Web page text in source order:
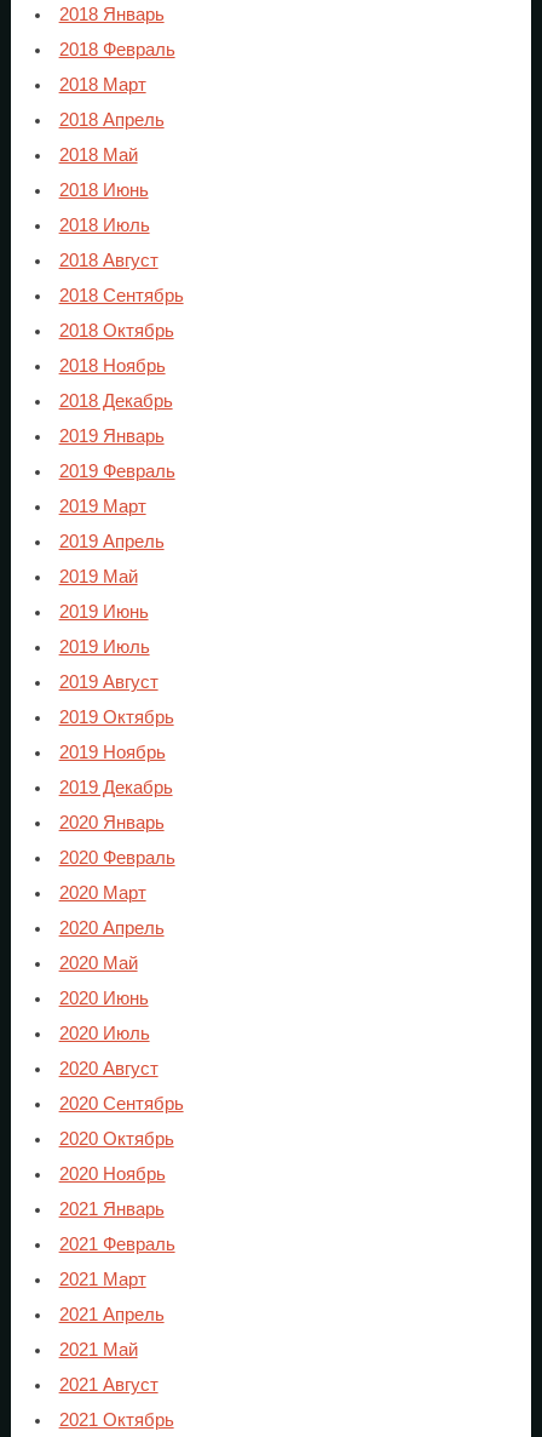
2018 Январь
2018 Февраль
2018 Март
2018 Апрель
2018 Май
2018 Июнь
2018 Июль
2018 Август
2018 Сентябрь
2018 Октябрь
2018 Ноябрь
2018 Декабрь
2019 Январь
2019 Февраль
2019 Март
2019 Апрель
2019 Май
2019 Июнь
2019 Июль
2019 Август
2019 Октябрь
2019 Ноябрь
2019 Декабрь
2020 Январь
2020 Февраль
2020 Март
2020 Апрель
2020 Май
2020 Июнь
2020 Июль
2020 Август
2020 Сентябрь
2020 Октябрь
2020 Ноябрь
2021 Январь
2021 Февраль
2021 Март
2021 Апрель
2021 Май
2021 Август
2021 Октябрь